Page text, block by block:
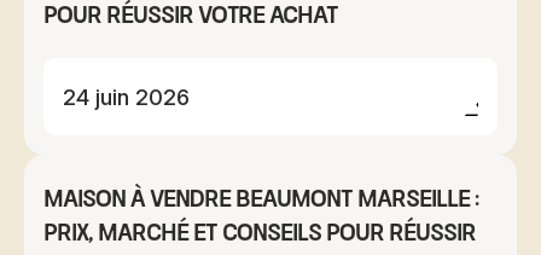
pour réussir votre achat
24 juin 2026
Maison à vendre Beaumont Marseille :
prix, marché et conseils pour réussir